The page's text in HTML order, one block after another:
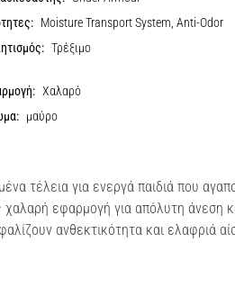
Moisture Transport System, Anti-Odor
Τρέξιμο
Χαλαρό
μαύρο
τέλεια για ενεργά παιδιά που
εφαρμογή για απόλυτη άνεση
ανθεκτικότητα και ελαφριά